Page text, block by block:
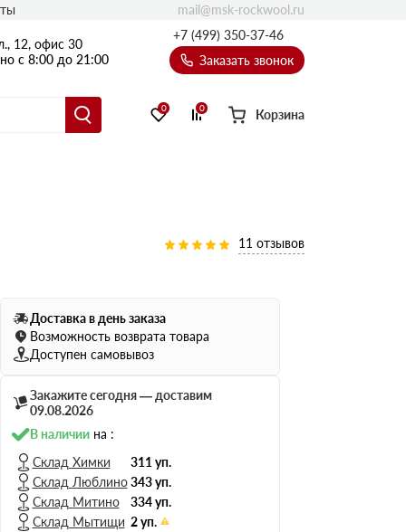
12, офис 30
с 8:00 до 21:00
+7 (499) 350-37-46
Заказать звонок
Ультратонкий
75 мм
100 мм
Н Оптима
Д Оптима
В Оптима
Д Стандарт
Н Экстра
Балкон
Эсктра
Оптима
0 0 Корзина
mail@msk-rockwool.ru
11 отзывов
Доставка в день заказа
Возможность возврата товара
Доступен самовывоз
Закажите сегодня — доставим
09.08.2026
В наличиина :
Склад Химки
311 уп.
Склад Люблино 343 уп.
Склад Митино
334 уп.
Склад Мытищи 2 уп.